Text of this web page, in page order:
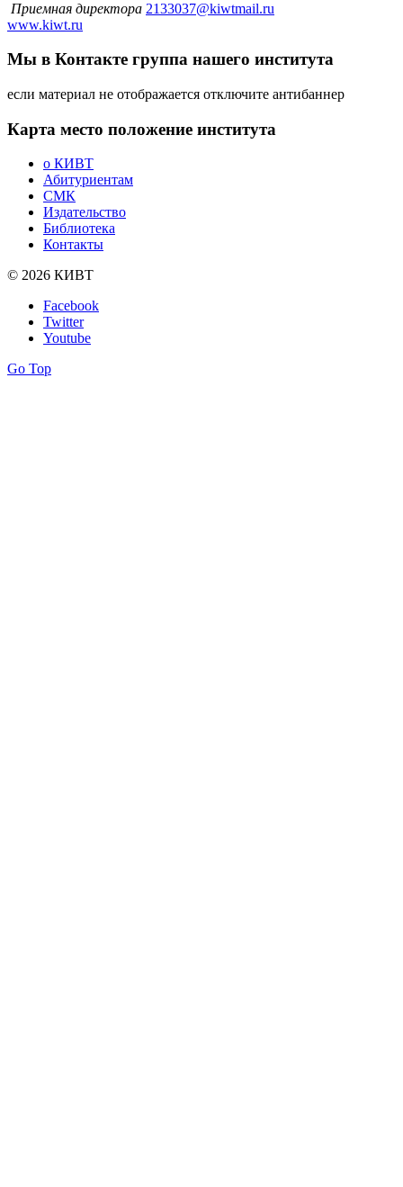
Приемная директора 2133037@kiwtmail.ru
www.kiwt.ru
Мы в Контакте группа нашего института
если материал не отображается отключите антибаннер
Карта место положение института
о КИВТ
Абитуриентам
СМК
Издательство
Библиотека
Контакты
© 2026 КИВТ
Facebook
Twitter
Youtube
Go Top